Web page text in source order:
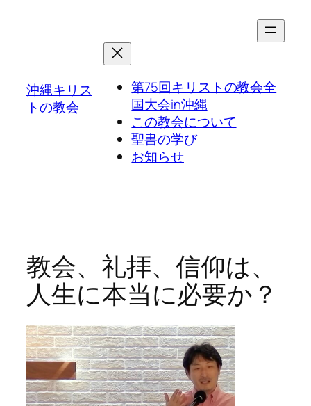
沖縄キリス
トの教会
第75回キリストの教会全
国大会in沖縄
この教会について
聖書の学び
お知らせ
教会、礼拝、信仰は、
人生に本当に必要か？